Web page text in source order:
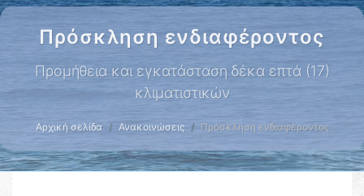
Πρόσκληση ενδιαφέροντος
Προμήθεια και εγκατάσταση δέκα επτά (17)
κλιματιστικών
Αρχική σελίδα Ανακοινώσεις Πρόσκληση ενδιαφέροντος